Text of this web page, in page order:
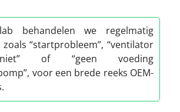
behandelen we regelmatig
“startprobleem”, “ventilator
of “geen voeding
voor een brede reeks OEM-